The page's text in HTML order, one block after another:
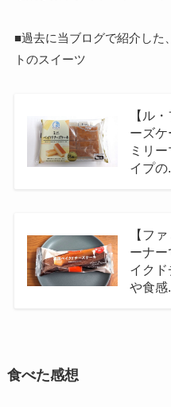
■過去に当ブログで紹介した
トのスイーツ
【ル
ーズ
ミリ
イプの
【フ
ーナ
イク
や食感
食べた感想